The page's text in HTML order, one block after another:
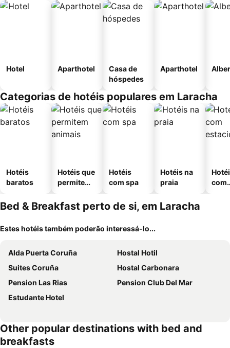
Hotel Aparthotel
Casa de
hóspedes
Aparthotel
Categorias de hotéis populares em Laracha
Hotéis
baratos
Hotéis que
permitem
Hotéis
com spa
Hotéis na
praia
com
Bed & Breakfast perto de si, em Laracha
Estes hotéis também poderão interessá-lo...
Alda Puerta Coruña
Hostal Hotil
Suites Coruña
Hostal Carbonara
Pension Las Rias
Pension Club Del Mar
Estudante Hotel
Other popular destinations with bed and
breakfasts